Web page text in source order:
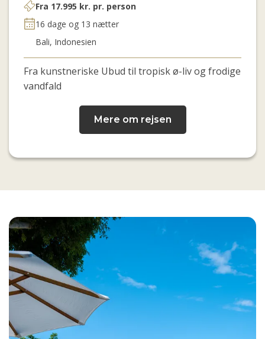
Fra 17.995 kr. pr. person
16 dage og 13 nætter
Bali, Indonesien
Fra kunstneriske Ubud til tropisk ø-liv og frodige
vandfald
Mere om rejsen